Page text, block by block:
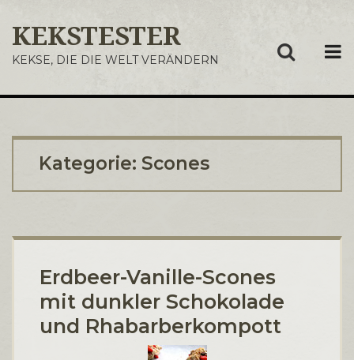
KEKSTESTER
KEKSE, DIE DIE WELT VERÄNDERN
Kategorie: Scones
Erdbeer-Vanille-Scones
mit dunkler Schokolade
und Rhabarberkompott